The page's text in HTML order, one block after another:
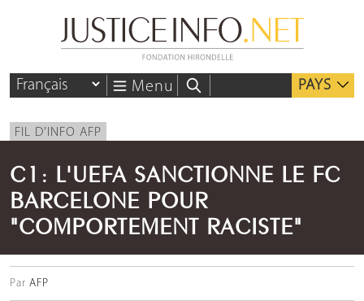
Menu PAYS
FIL D'INFO AFP
C1: L'UEFA SANCTIONNE LE FC
BARCELONE POUR
"COMPORTEMENT RACISTE"
Par AFP